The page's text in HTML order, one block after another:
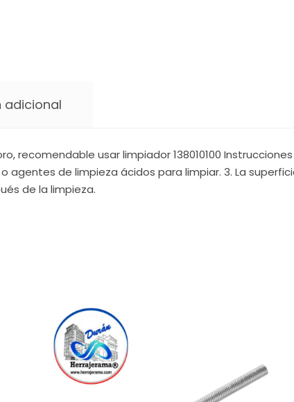
adicional
recomendable usar limpiador 138010100
agentes de limpieza ácidos para limpiar. 3. La
de la limpieza.